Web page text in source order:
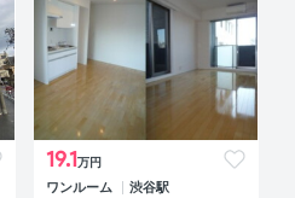
19.1万円
ワンルーム 渋谷駅